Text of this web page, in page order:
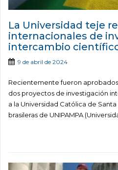
La Universidad teje
internacionales de
intercambio
9 de abril de 2024
Recientemente fueron
dos proyectos de investigación
a la Universidad Católica de
brasileras de UNIPAMPA